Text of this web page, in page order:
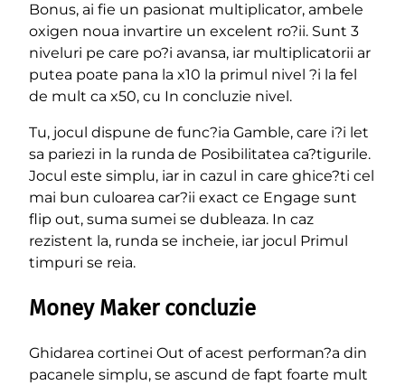
Bonus, ai fie un pasionat multiplicator, ambele
oxigen noua invartire un excelent ro?ii. Sunt 3
niveluri pe care po?i avansa, iar multiplicatorii ar
putea poate pana la x10 la primul nivel ?i la fel
de mult ca x50, cu In concluzie nivel.
Tu, jocul dispune de func?ia Gamble, care i?i let
sa pariezi in la runda de Posibilitatea ca?tigurile.
Jocul este simplu, iar in cazul in care ghice?ti cel
mai bun culoarea car?ii exact ce Engage sunt
flip out, suma sumei se dubleaza. In caz
rezistent la, runda se incheie, iar jocul Primul
timpuri se reia.
Money Maker concluzie
Ghidarea cortinei Out of acest performan?a din
pacanele simplu, se ascund de fapt foarte mult